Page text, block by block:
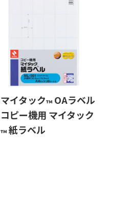
マイタック™OAラベル
コピー機用 マイタック
™紙ラベル